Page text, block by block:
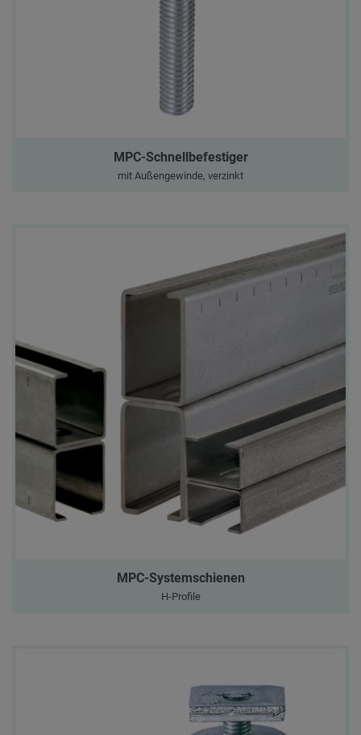
MPC-Schnellbefestiger
mit Außengewinde, verzinkt
MPC-Systemschienen
H-Profile